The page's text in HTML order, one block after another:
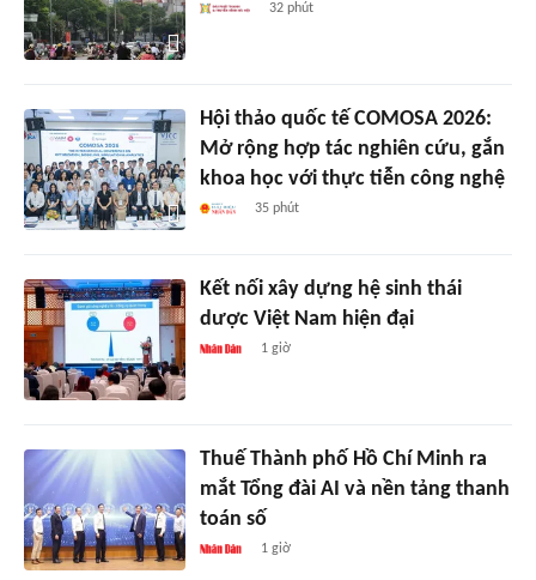
32 phút
Hội thảo quốc tế COMOSA 2026:
Mở rộng hợp tác nghiên cứu, gắn
khoa học với thực tiễn công nghệ
35 phút
Kết nối xây dựng hệ sinh thái
dược Việt Nam hiện đại
1 giờ
Thuế Thành phố Hồ Chí Minh ra
mắt Tổng đài AI và nền tảng thanh
toán số
1 giờ